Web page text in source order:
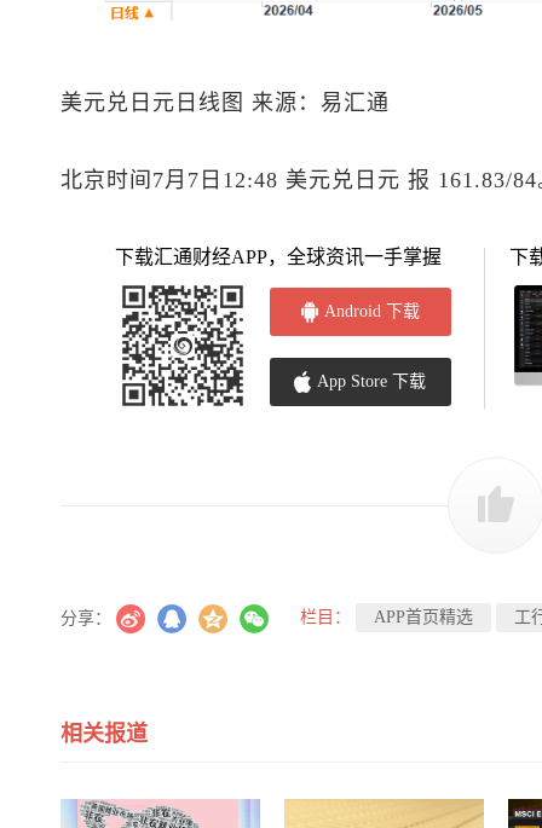
美元兑日元 日线图 来源：易汇通
北京时间7月7日12:48 美元兑日元 报 161.83/84
下载汇通财经APP，全球资讯一手掌握
Android 下载
App Store 下载
下
分享： 栏目： APP首页精选 工
相关报道